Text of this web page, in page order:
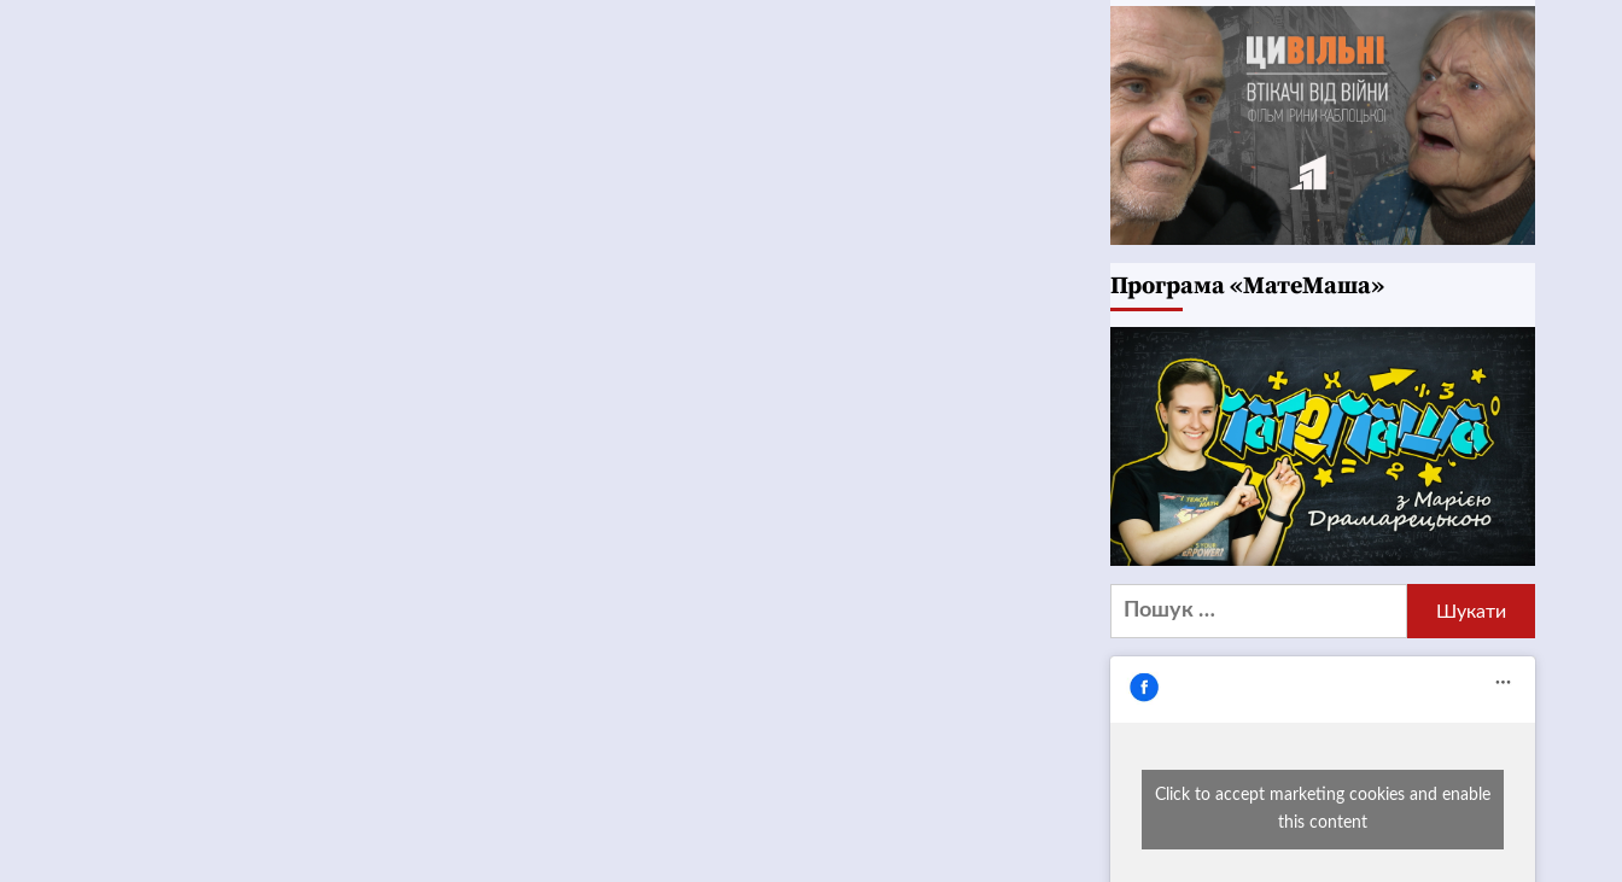
Програма «МатеМаша»
Пошук:
Click to accept marketing cookies and enable
this content